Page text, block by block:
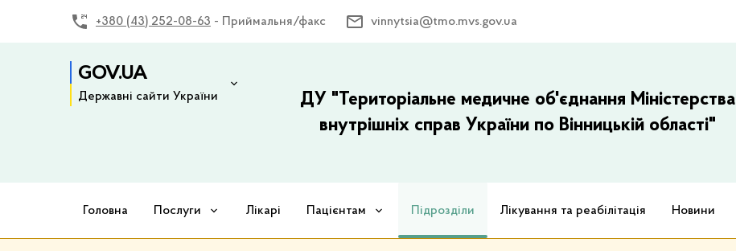
+380 (43) 252-08-63 - Приймальня/факс vinnytsia@tmo.mvs.gov.ua
GOV.UA
Державні сайти України
ДУ "Територіальне медичне об'єднання Міністерства
внутрішніх справ України по Вінницькій області"
Головна Послуги Лікарі Пацієнтам Підрозділи Лікування та реабілітація Новини